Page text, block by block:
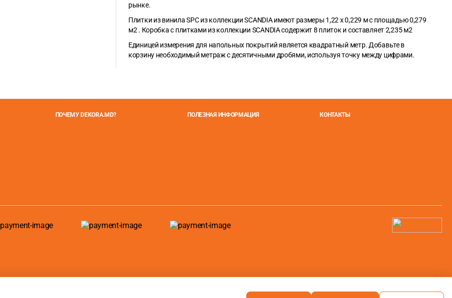
рынке.
Плитки из винила SPC из коллекции SCANDIA имеют размеры 1,22 x 0,229 м с площадью 0,279
м2 . Коробка с плитками из коллекции SCANDIA содержит 8 плиток и составляет 2,235 м2
Единицей измерения для напольных покрытий является квадратный метр. Добавьте в
корзину необходимый метраж с десятичными дробями, используя точку между цифрами.
ПОЧЕМУ DEKORA.MD? ПОЛЕЗНАЯ ИНФОРМАЦИЯ КОНТАКТЫ